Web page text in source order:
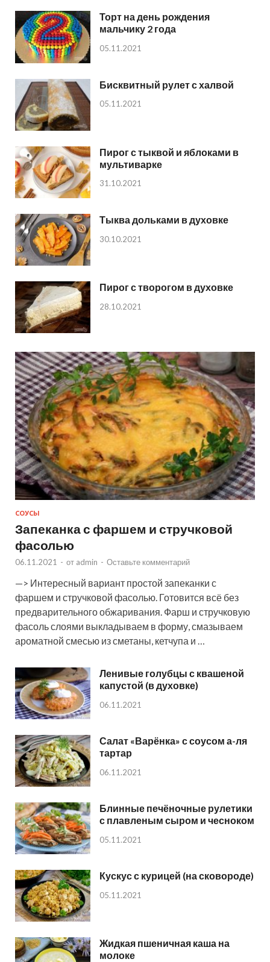
Торт на день рождения
мальчику 2 года
05.11.2021
Бисквитный рулет с халвой
05.11.2021
Пирог с тыквой и яблоками в
мультиварке
31.10.2021
Тыква дольками в духовке
30.10.2021
Пирог с творогом в духовке
28.10.2021
СОУСЫ
Запеканка с фаршем и стручковой
фасолью
06.11.2021 - от admin - Оставьте комментарий
—> Интересный вариант простой запеканки с
фаршем и стручковой фасолью. Готовится всё без
предварительного обжаривания. Фарш и стручковую
фасоль слоями выкладываем в форму, смазываем
ароматной смесью из сметаны, кетчупа и …
Ленивые голубцы с квашеной
капустой (в духовке)
06.11.2021
Салат «Варёнка» с соусом а-ля
тартар
06.11.2021
Блинные печёночные рулетики
с плавленым сыром и чесноком
05.11.2021
Кускус с курицей (на сковороде)
05.11.2021
Жидкая пшеничная каша на
молоке